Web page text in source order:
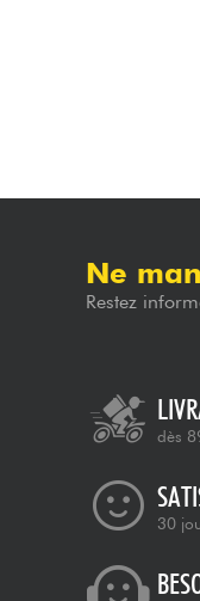
Ne
Restez
dès
30